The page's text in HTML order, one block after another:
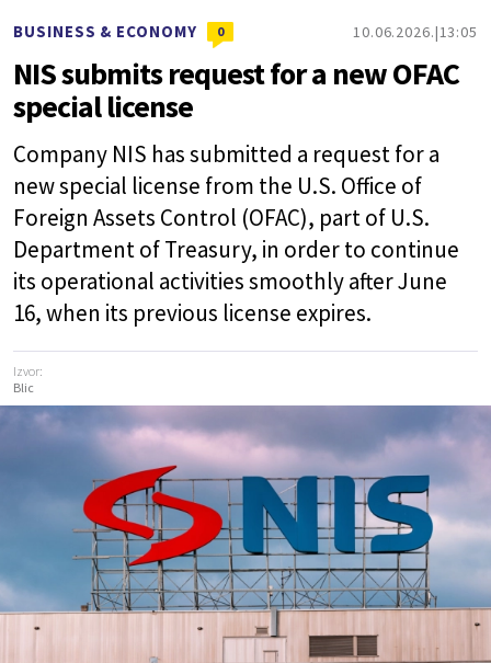
BUSINESS & ECONOMY 0 10.06.2026. 13:05
NIS submits request for a new OFAC
special license
Company NIS has submitted a request for a
new special license from the U.S. Office of
Foreign Assets Control (OFAC), part of U.S.
Department of Treasury, in order to continue
its operational activities smoothly after June
16, when its previous license expires.
Izvor:
Blic